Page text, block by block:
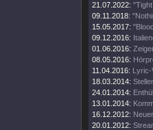
21.07.2022:
09.11.2018:
15.05.2017:
09.12.2016:
01.06.2016:
08.05.2016:
11.04.2016: Lyric-
18.03.2014:
24.01.2014:
13.01.2014:
16.12.2012:
20.01.2012: